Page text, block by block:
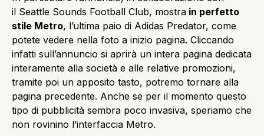
il Seattle Sounds Football Club, mostra in perfetto
stile Metro, l’ultima paio di Adidas Predator, come
potete vedere nella foto a inizio pagina. Cliccando
infatti sull’annuncio si aprirà un intera pagina dedicata
interamente alla società e alle relative promozioni,
tramite poi un apposito tasto, potremo tornare alla
pagina precedente. Anche se per il momento questo
tipo di pubblicità sembra poco invasiva, speriamo che
non rovinino l’interfaccia Metro.